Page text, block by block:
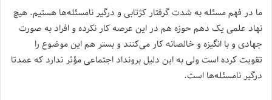
ما در فهم مسئله به شدت گرفتار کژتابی و درگیر نامسئله‌ها هستیم. هیچ
نهاد علمی یک دهم حوزه هم در این عرصه کار نکرده‌ و افراد به صورت
جهادی و با انگیزه و خالصانه کار می‌کنند و بستر هم این موضوع را
تقویت کرده است ولی به این دلیل برونداد اجتماعی مؤثر ندارد که عمدتا
درگیر نامسئله‌ها است.